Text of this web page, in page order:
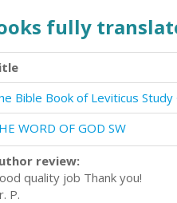
fully
Bible Book of Leviticus Study
WORD OF GOD SW
review:
quality job Thank you!
P.